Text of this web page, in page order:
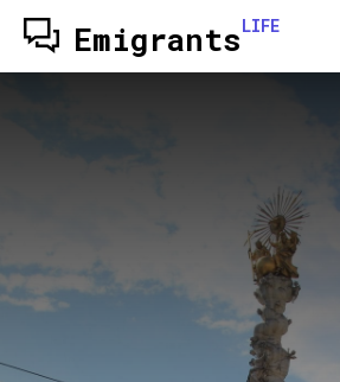
EmigrantsLIFE